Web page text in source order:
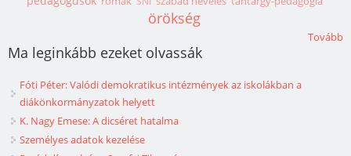
örökség
Tovább
Ma leginkább ezeket olvassák
Fóti Péter: Valódi demokratikus intézmények az iskolákban a
diákönkormányzatok helyett
K. Nagy Emese: A dicséret hatalma
Személyes adatok kezelése